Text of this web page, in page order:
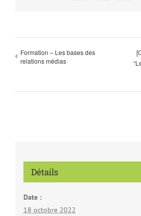
Formation – Les bases des
relations médias
Détails
Date :
18 octobre 2022